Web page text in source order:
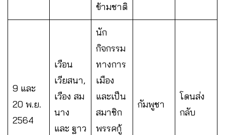
ข้ามชาติ
9 และ
20 พ.ย.
2564
เวือน
เวียสนา,
เวือง สม
นาง
และ ฐาว
นัก
กิจกรรม
ทางการ
เมือง
และเป็น
สมาชิก
พรรคกู้
กัมพูชา
โดนส่ง
กลับ